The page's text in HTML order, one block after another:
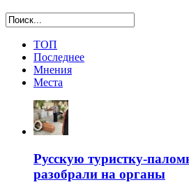
ТОП
Последнее
Мнения
Места
Русскую туристку-
разобрали на органы